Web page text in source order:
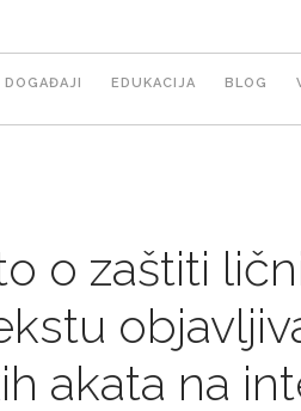
DOGAĐAJI EDUKACIJA BLOG
o zaštiti
akata na